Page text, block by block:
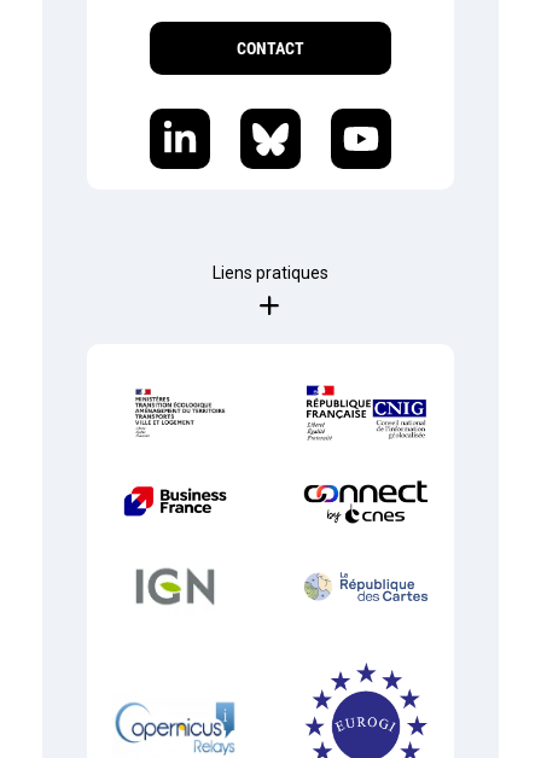
CONTACT
Liens pratiques